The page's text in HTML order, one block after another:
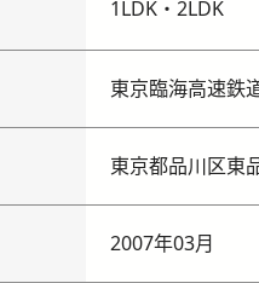
1LDK・2LDK
東京臨海高速鉄
東京都品川区東
2007年03月